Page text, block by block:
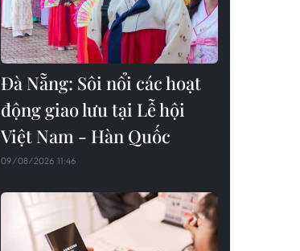
Đà Nẵng: Sôi nổi các hoạt
động giao lưu tại Lễ hội
Việt Nam - Hàn Quốc
09/08/2026 11:46